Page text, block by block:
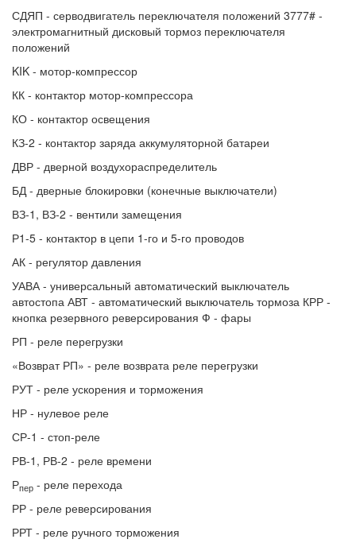
СДЯП - серводвигатель переключателя положений 3777# -
электромагнитный дисковый тормоз переключателя
положений
KIK - мотор-компрессор
КК - контактор мотор-компрессора
КО - контактор освещения
КЗ-2 - контактор заряда аккумуляторной батареи
ДВР - дверной воздухораспределитель
БД - дверные блокировки (конечные выключатели)
ВЗ-1, ВЗ-2 - вентили замещения
Р1-5 - контактор в цепи 1-го и 5-го проводов
АК - регулятор давления
УАВА - универсальный автоматический выключатель
автостопа АВТ - автоматический выключатель тормоза КРР -
кнопка резервного реверсирования Ф - фары
РП - реле перегрузки
«Возврат РП» - реле возврата реле перегрузки
РУТ - реле ускорения и торможения
НР - нулевое реле
СР-1 - стоп-реле
РВ-1, РВ-2 - реле времени
Рпер - реле перехода
РР - реле реверсирования
РРТ - реле ручного торможения